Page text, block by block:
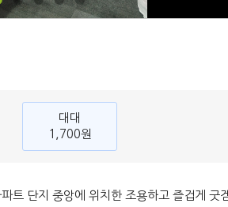
대대
1,700원
트 단지 중앙에 위치한 조용하고 즐겁게